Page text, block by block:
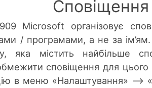
Сповіщення
Microsoft організовує
/ програмами, а не за
яка містить найбільше
сповіщення для цього
в меню «Налаштування» –>